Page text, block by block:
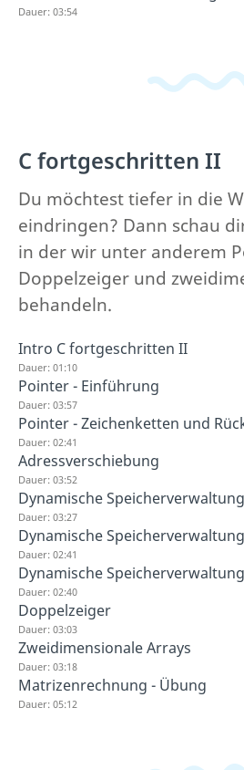
Dauer: 03:54
C fortgeschritten II
Du möchtest tiefer in die
eindringen? Dann schau
in der wir unter anderem
Doppelzeiger und
behandeln.
Intro C fortgeschritten II
Dauer: 01:10
Pointer - Einführung
Dauer: 03:57
Pointer - Zeichenketten und
Dauer: 02:41
Adressverschiebung
Dauer: 03:52
Dynamische
Dauer: 03:27
Dynamische
Dauer: 02:41
Dynamische
Dauer: 02:40
Doppelzeiger
Dauer: 03:03
Zweidimensionale Arrays
Dauer: 03:18
Matrizenrechnung - Übung
Dauer: 05:12